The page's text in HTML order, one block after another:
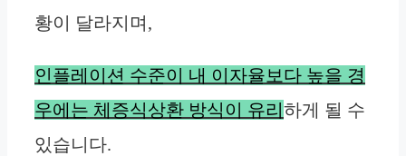
황이 달라지며,
인플레이션 수준이 내 이자율보다 높을 경
우에는 체증식상환 방식이 유리 하게 될 수
있습니다.